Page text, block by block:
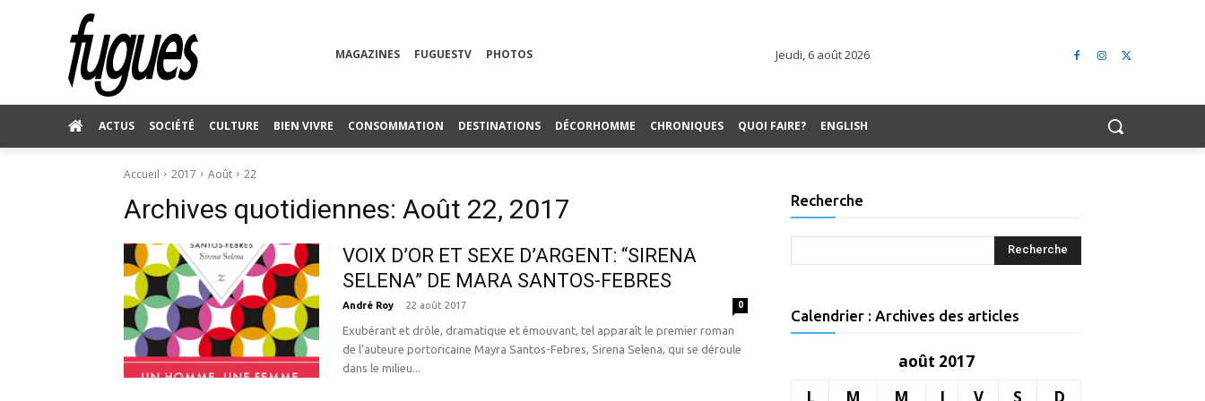
MAGAZINES FUGUESTV PHOTOS Jeudi, 6 août 2026
ACTUS SOCIÉTÉ CULTURE BIEN VIVRE CONSOMMATION DESTINATIONS DÉCORHOMME CHRONIQUES QUOI FAIRE? ENGLISH
Accueil 2017 Août 22
Archives quotidiennes: Août 22, 2017
VOIX D’OR ET SEXE D’ARGENT: “SIRENA
SELENA” DE MARA SANTOS-FEBRES
André Roy - 22 août 2017 0
Exubérant et drôle, dramatique et émouvant, tel apparaît le premier roman
de l’auteure portoricaine Mayra Santos-Febres, Sirena Selena, qui se déroule
dans le milieu...
Recherche
Calendrier : Archives des articles
août 2017
L
M M J V S D